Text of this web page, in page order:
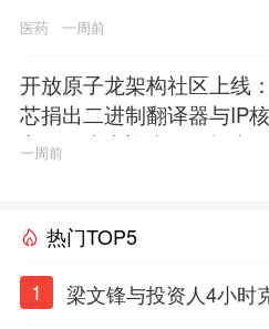
医药 一周前
开放原子龙架构社区上线
芯捐出二进制翻译器与IP
主CPU生态迎来开源拐点
一周前
热门TOP5
1 梁文锋与投资人4小时